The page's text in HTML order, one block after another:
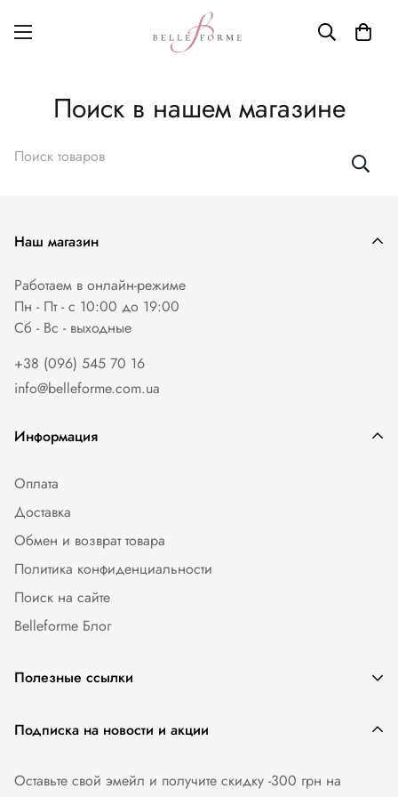
Поиск в нашем магазине
Наш магазин
Работаем в онлайн-режиме
Пн - Пт - с 10:00 до 19:00
Сб - Вс - выходные
+38 (096) 545 70 16
info@belleforme.com.ua
Информация
Оплата
Доставка
Обмен и возврат товара
Политика конфиденциальности
Поиск на сайте
Belleforme Блог
Полезные ссылки
Женское белье
Купальники
Подписка на новости и акции
Оставьте свой эмейл и получите скидку -300 грн на